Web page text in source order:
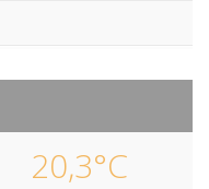
20,3°C